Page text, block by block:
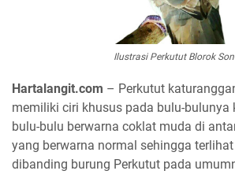
Ilustrasi Perkutut Blorok
Hartalangit.com – Perkutut
memiliki ciri khusus pada bulu-bulunya
bulu-bulu berwarna coklat muda di
yang berwarna normal sehingga
dibanding burung Perkutut pada